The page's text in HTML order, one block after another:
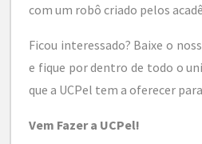
com um robô criado pelos
Ficou interessado? Baixe o
e fique por dentro de todo o
que a UCPel tem a oferecer
Vem Fazer a UCPel!